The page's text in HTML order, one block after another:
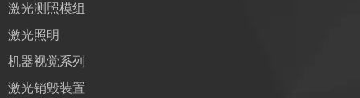
激光测照模组
激光照明
机器视觉系列
激光销毁装置